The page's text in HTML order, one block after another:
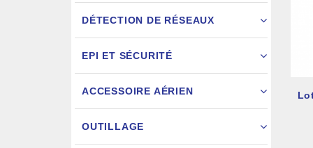
DÉTECTION DE RÉSEAUX
EPI ET SÉCURITÉ
ACCESSOIRE AÉRIEN
OUTILLAGE